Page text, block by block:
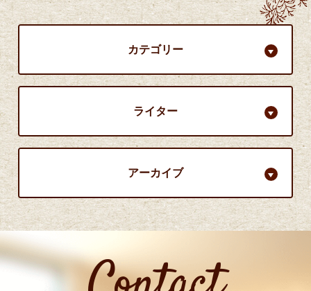
カテゴリー
ライター
アーカイブ